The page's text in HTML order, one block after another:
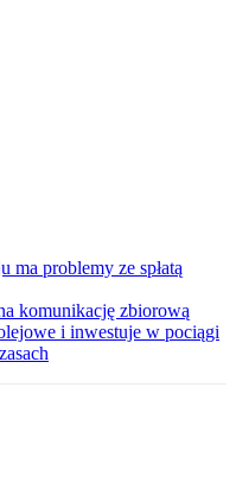
ma problemy ze spłatą
komunikację zbiorową
i inwestuje w pociągi